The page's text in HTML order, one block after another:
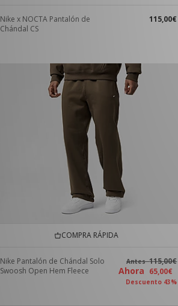
Nike x NOCTA Pantalón de
Chándal CS
115,00€
COMPRA RÁPIDA
Nike Pantalón de Chándal Solo
Swoosh Open Hem Fleece
Antes115,00€
Ahora 65,00€
Descuento 43%